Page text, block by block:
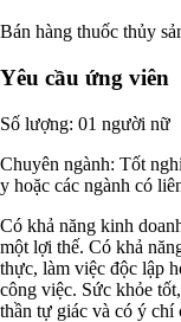
Bán hàng thuốc thủy
Yêu cầu ứng viên
Số lượng: 01 người nữ
Chuyên ngành: Tốt
y hoặc các ngành có
Có khả năng kinh
một lợi thế. Có khả
thực, làm việc độc lập
công việc. Sức khỏe
thần tự giác và có ý chí